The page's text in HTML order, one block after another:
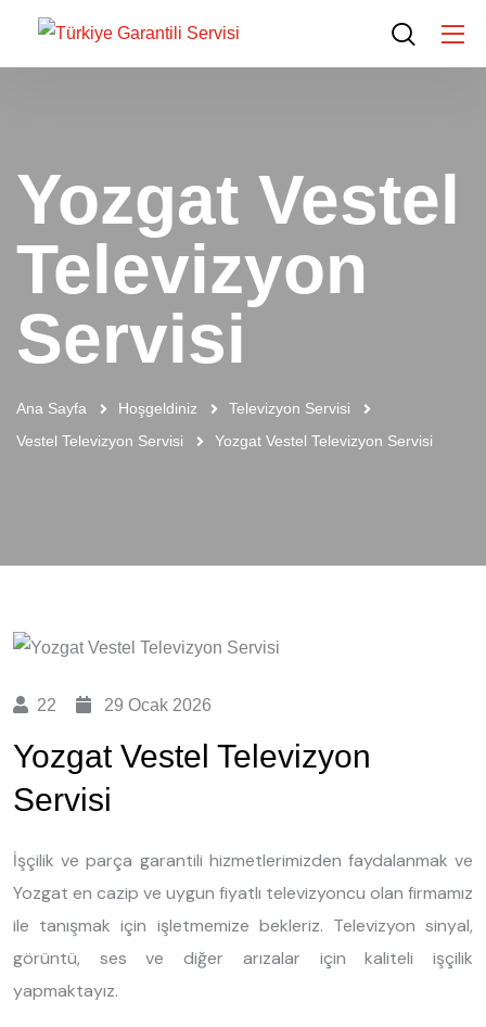
Yozgat Vestel
Televizyon
Servisi
Ana Sayfa Hoşgeldiniz
Televizyon Servisi
Vestel Televizyon Servisi
Yozgat Vestel Televizyon Servisi
22 29 Ocak 2026
Yozgat Vestel Televizyon
Servisi
İşçilik ve parça garantili hizmetlerimizden faydalanmak ve
Yozgat en cazip ve uygun fiyatlı televizyoncu olan firmamız
ile tanışmak için işletmemize bekleriz. Televizyon sinyal,
görüntü, ses ve diğer arızalar için kaliteli işçilik
yapmaktayız.